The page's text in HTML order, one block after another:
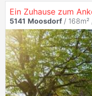
5141 Moosdorf / 168m²